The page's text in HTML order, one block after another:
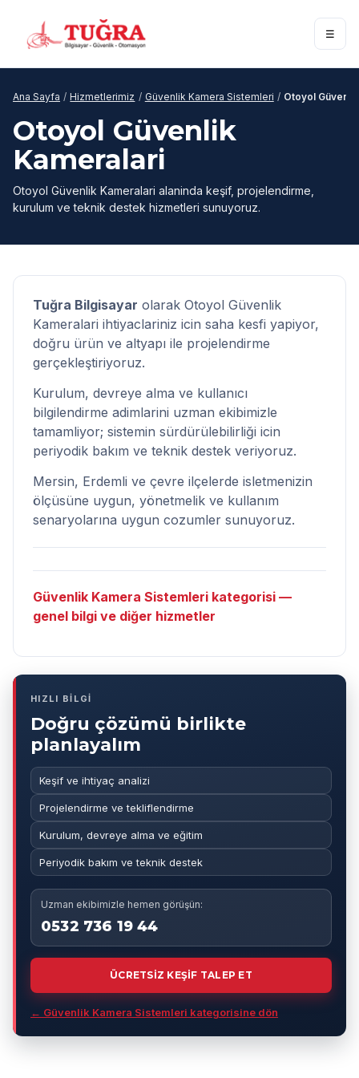
☰
Ana Sayfa / Hizmetlerimiz / Güvenlik Kamera Sistemleri / Otoyol
Otoyol Güvenlik
Kameralari
Otoyol Güvenlik Kameralari alaninda keşif, projelendirme,
kurulum ve teknik destek hizmetleri sunuyoruz.
Tuğra Bilgisayar olarak Otoyol Güvenlik
Kameralari ihtiyaclariniz icin saha kesfi yapiyor,
doğru ürün ve altyapı ile projelendirme
gerçekleştiriyoruz.
Kurulum, devreye alma ve kullanıcı
bilgilendirme adimlarini uzman ekibimizle
tamamliyor; sistemin sürdürülebilirliği icin
periyodik bakım ve teknik destek veriyoruz.
Mersin, Erdemli ve çevre ilçelerde isletmenizin
ölçüsüne uygun, yönetmelik ve kullanım
senaryolarına uygun cozumler sunuyoruz.
Güvenlik Kamera Sistemleri kategorisi —
genel bilgi ve diğer hizmetler
HIZLI BİLGİ
Doğru çözümü birlikte
planlayalım
Keşif ve ihtiyaç analizi
Projelendirme ve tekliflendirme
Kurulum, devreye alma ve eğitim
Periyodik bakım ve teknik destek
Uzman ekibimizle hemen görüşün:
0532 736 19 44
ÜCRETSİZ KEŞİF TALEP ET
← Güvenlik Kamera Sistemleri kategorisine dön